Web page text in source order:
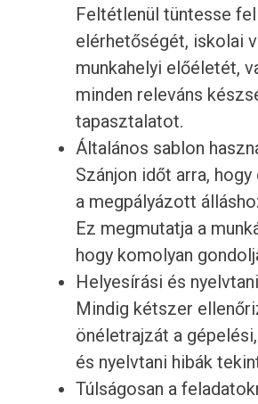
Feltétlenül tüntesse fel
elérhetőségét, iskolai
munkahelyi előéletét,
minden releváns
tapasztalatot.
Általános sablon
Szánjon időt arra,
a megpályázott
Ez megmutatja a
hogy komolyan
Helyesírási és
Mindig kétszer
önéletrajzát a
és nyelvtani hibák
Túlságosan a